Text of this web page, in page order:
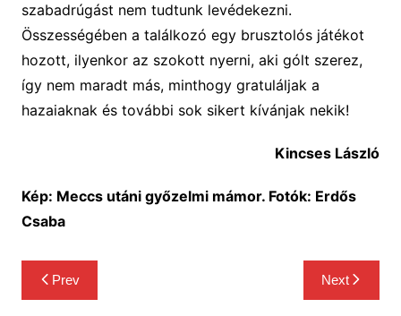
szabadrúgást nem tudtunk levédekezni.
Összességében a találkozó egy brusztolós játékot
hozott, ilyenkor az szokott nyerni, aki gólt szerez,
így nem maradt más, minthogy gratuláljak a
hazaiaknak és további sok sikert kívánjak nekik!
Kincses László
Kép: Meccs utáni győzelmi mámor. Fotók: Erdős
Csaba
Bejegyzés
navigáció
Prev Next